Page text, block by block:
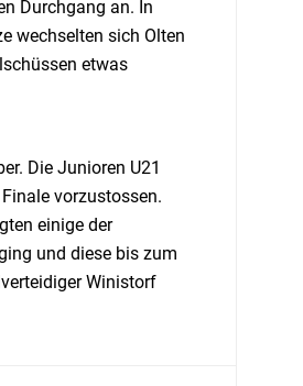
Durchgang an. In
wechselten sich Olten
etwas
Die Junioren U21
vorzustossen.
einige der
und diese bis zum
Winistorf